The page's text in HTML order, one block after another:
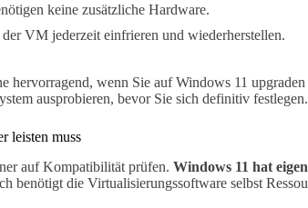
keine zusätzliche Hardware.
VM jederzeit einfrieren und wiederherstellen.
hervorragend, wenn Sie auf Windows 11
ausprobieren, bevor Sie sich definitiv festlegen.
leisten muss
auf Kompatibilität prüfen. Windows 11 hat
benötigt die Virtualisierungssoftware selbst